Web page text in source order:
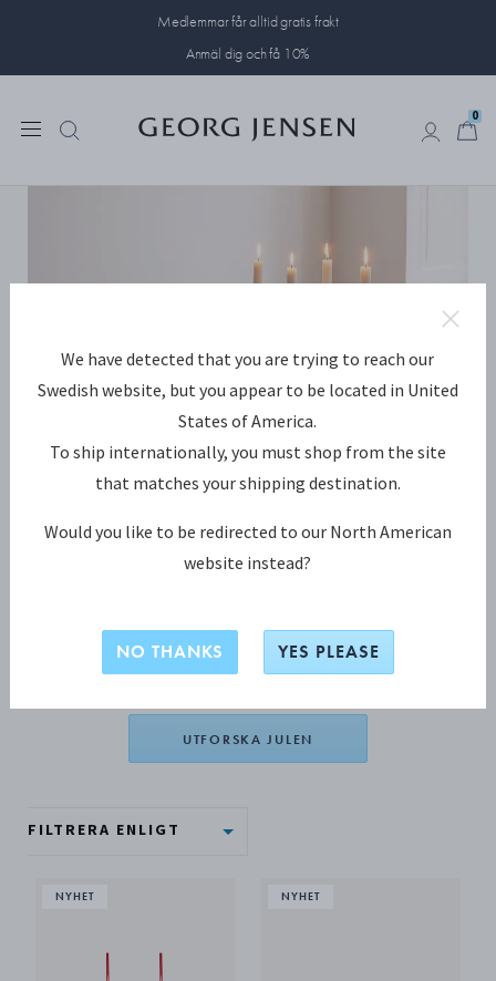
Medlemmar får alltid gratis frakt
Anmäl dig och få 10%
0
Julpynt
utformade juldekorationer som ger varje rum en glittrande
touch.
UTFORSKA JULEN
FILTRERA ENLIGT
We have detected that you are trying to reach our
Swedish website, but you appear to be located in United
States of America.
To ship internationally, you must shop from the site
that matches your shipping destination.
Would you like to be redirected to our North American
website instead?
NO THANKS YES PLEASE